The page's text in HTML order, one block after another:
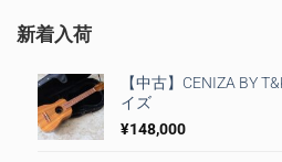
新着入荷
【中古】CENIZA BY
イズ
¥148,000